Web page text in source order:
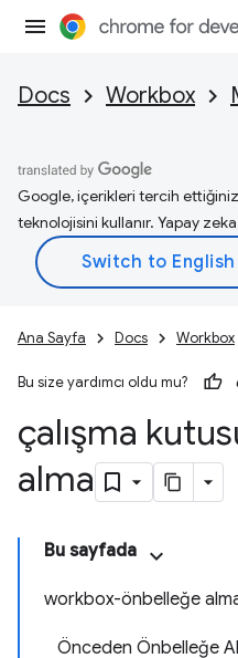
Docs Workbox
Google, içerikleri tercih
teknolojisini kullanır. Yapay
Ana Sayfa Docs Workbox
Bu size yardımcı oldu mu?
çalışma
alma
Bu sayfada
workbox-önbelleğe
Önceden Önbelleğe